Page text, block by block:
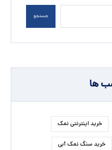
جستجو
ها
خرید اینترنتی نمک
خرید سنگ نمک آبی